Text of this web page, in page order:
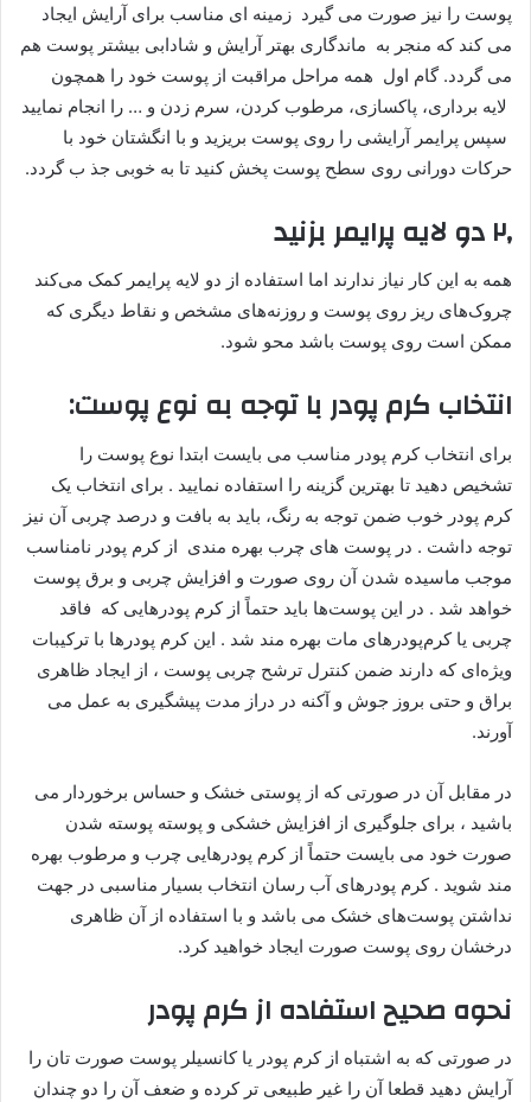
پوست را نیز صورت می گیرد زمینه ‌ای مناسب برای آرایش ایجاد
می کند که منجر به ماندگاری بهتر آرایش و شادابی بیشتر پوست هم
می گردد. گام اول همه مراحل مراقبت از پوست خود را همچون
لایه برداری، پاکسازی، مرطوب کردن، سرم زدن و … را انجام نمایید
سپس پرایمر آرایشی را روی پوست بریزید و با انگشتان خود با
حرکات دورانی روی سطح پوست پخش کنید تا به خوبی جذ ب گردد.
۲٫ دو لایه پرایمر بزنید
همه به این کار نیاز ندارند اما استفاده از دو لایه پرایمر کمک می‌کند
چروک‌های ریز روی پوست و روزنه‌های مشخص و نقاط دیگری که
ممکن است روی پوست باشد محو شود.
انتخاب کرم پودر با توجه به نوع پوست:
برای انتخاب کرم پودر مناسب می بایست ابتدا نوع پوست را
تشخیص دهید تا بهترین گزینه را استفاده نمایید . برای انتخاب یک
کرم‌ پودر خوب ضمن توجه به رنگ، باید به بافت و درصد چربی آن نیز
توجه داشت . در پوست‌ های چرب بهره مندی از کرم پودر نامناسب
موجب ماسیده ‌شدن آن روی صورت و افزایش چربی و برق پوست
خواهد شد . در این پوست‌ها باید حتماً از کرم ‌پودرهایی که فاقد
چربی یا کرم‌پودرهای مات بهره مند شد . این کرم ‌پودرها با ترکیبات
ویژه‌ای که دارند ضمن کنترل ترشح چربی پوست ، از ایجاد ظاهری
براق و حتی بروز جوش و آکنه در دراز مدت پیشگیری به عمل می
آورند.
در مقابل آن در صورتی که از پوستی خشک و حساس برخوردار می
باشید ، برای جلوگیری از افزایش خشکی و پوسته پوسته شدن
صورت خود می بایست حتماً از کرم ‌پودرهایی چرب و مرطوب بهره
مند شوید . کرم ‌پودرهای آب‌ رسان انتخاب بسیار مناسبی در جهت
نداشتن پوست‌های خشک می باشد و با استفاده از آن ظاهری
درخشان روی پوست صورت ایجاد خواهید کرد.
نحوه صحیح استفاده از کرم پودر
در صورتی که به اشتباه از کرم پودر یا کانسیلر پوست صورت تان را
آرایش دهید قطعا آن را غیر طبیعی تر کرده و ضعف آن را دو چندان